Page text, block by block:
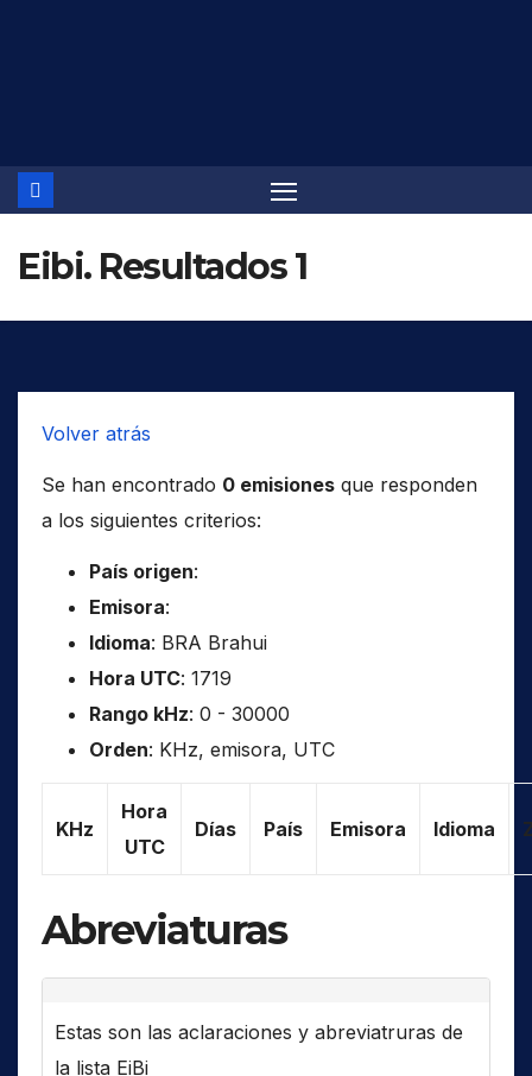
Eibi. Resultados 1
Volver atrás
Se han encontrado 0 emisiones que responden
a los siguientes criterios:
País origen:
Emisora:
Idioma: BRA Brahui
Hora UTC: 1719
Rango kHz: 0 - 30000
Orden: KHz, emisora, UTC
KHz
Hora
UTC
Días País Emisora Idioma
Abreviaturas
Estas son las aclaraciones y abreviatruras de
la lista EiBi